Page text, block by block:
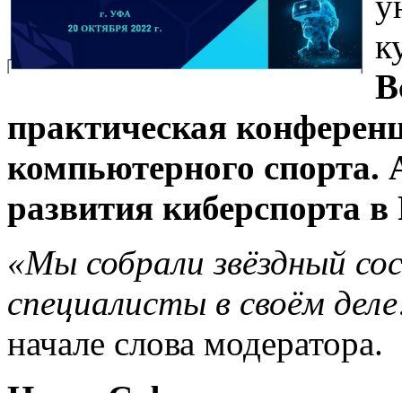
практическая
компьютерного
развития киберспорта в
«Мы собрали звёздный
специалисты в своём
начале слова модератора.